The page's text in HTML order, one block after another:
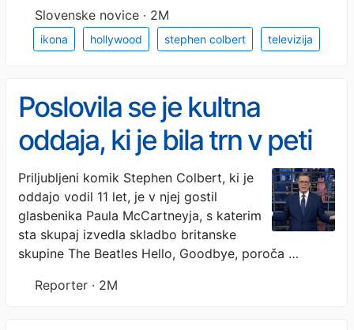
Slovenske novice · 2M
ikona hollywood stephen colbert televizija
Poslovila se je kultna
oddaja, ki je bila trn v peti
Donalda Trumpa
Priljubljeni komik Stephen Colbert, ki je
oddajo vodil 11 let, je v njej gostil
glasbenika Paula McCartneyja, s katerim
sta skupaj izvedla skladbo britanske
skupine The Beatles Hello, Goodbye, poroča …
Reporter · 2M